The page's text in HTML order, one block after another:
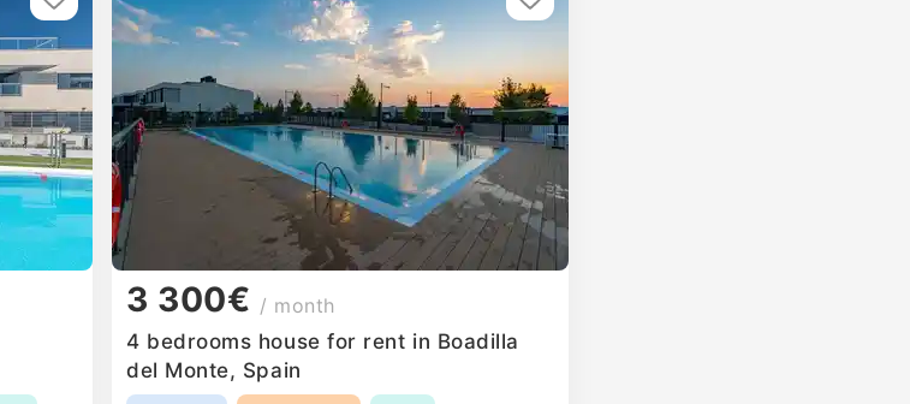
3 300€ / month
4 bedrooms house for rent in Boadilla
del Monte, Spain